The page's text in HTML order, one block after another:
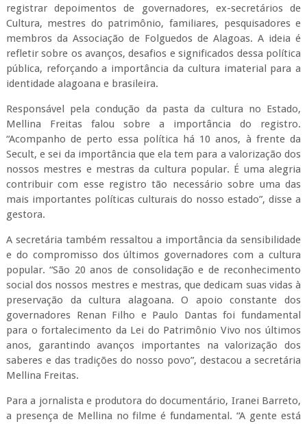
registrar depoimentos de governadores, ex-secretários de
Cultura, mestres do patrimônio, familiares, pesquisadores e
membros da Associação de Folguedos de Alagoas. A ideia é
refletir sobre os avanços, desafios e significados dessa política
pública, reforçando a importância da cultura imaterial para a
identidade alagoana e brasileira.
Responsável pela condução da pasta da cultura no Estado,
Mellina Freitas falou sobre a importância do registro.
“Acompanho de perto essa política há 10 anos, à frente da
Secult, e sei da importância que ela tem para a valorização dos
nossos mestres e mestras da cultura popular. É uma alegria
contribuir com esse registro tão necessário sobre uma das
mais importantes políticas culturais do nosso estado”, disse a
gestora.
A secretária também ressaltou a importância da sensibilidade
e do compromisso dos últimos governadores com a cultura
popular. “São 20 anos de consolidação e de reconhecimento
social dos nossos mestres e mestras, que dedicam suas vidas à
preservação da cultura alagoana. O apoio constante dos
governadores Renan Filho e Paulo Dantas foi fundamental
para o fortalecimento da Lei do Patrimônio Vivo nos últimos
anos, garantindo avanços importantes na valorização dos
saberes e das tradições do nosso povo”, destacou a secretária
Mellina Freitas.
Para a jornalista e produtora do documentário, Iranei Barreto,
a presença de Mellina no filme é fundamental. “A gente está